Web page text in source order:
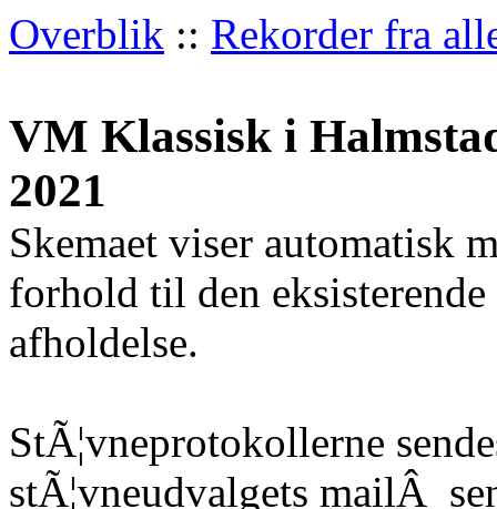
Overblik :: Rekorder fra
VM Klassisk i
2021
Skemaet viser automatisk
forhold til den
afholdelse.
StÃ¦vneprotokollerne
stÃ¦vneudvalgets mailÂ